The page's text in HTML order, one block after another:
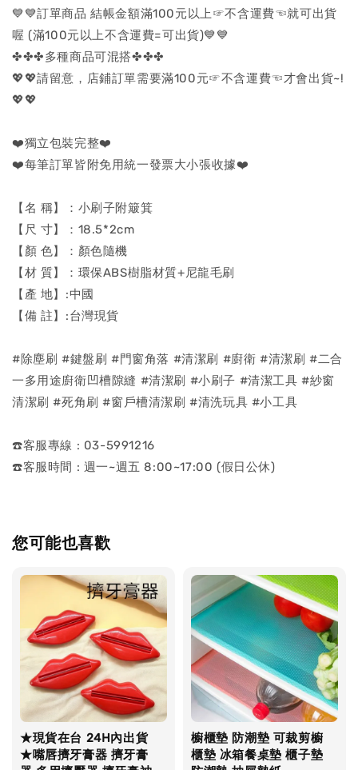
💙💙訂單商品 結帳金額滿100元以上☞不含運費☜就可出貨
喔 (滿100元以上不含運費=可出貨)💙💙
✤✤✤多種商品可混搭✤✤✤
💖💖請留意，店鋪訂單需要滿100元☞不含運費☜才會出貨~!
💖💖
❤️獨立包裝完整❤️
❤️每筆訂單皆附免用統一發票大小張收據❤️
【名 稱】：小刷子附簸箕
【尺 寸】：18.5*2cm
【顏 色】：顏色隨機
【材 質】：環保ABS樹脂材質+尼龍毛刷
【產 地】:中國
【備 註】:台灣現貨
#除塵刷 #鍵盤刷 #門窗角落 #清潔刷 #廚衛 #清潔刷 #二合
一多用途廚衛凹槽隙縫 #清潔刷 #小刷子 #清潔工具 #紗窗
清潔刷 #死角刷 #窗戶槽清潔刷 #清洗玩具 #小工具
☎️客服專線 : 03-5991216
☎️客服時間 : 週一~週五 8:00~17:00 (假日公休)
您可能也喜歡
★現貨在台 24H內出貨
★嘴唇擠牙膏器 擠牙膏
櫥櫃墊 防潮墊 可裁剪櫥
櫃墊 冰箱餐桌墊 櫃子墊